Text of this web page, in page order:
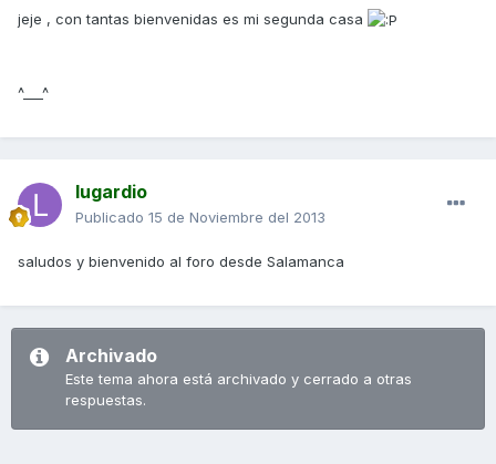
jeje , con tantas bienvenidas es mi segunda casa
^___^
lugardio
Publicado 15 de Noviembre del 2013
saludos y bienvenido al foro desde Salamanca
Archivado
Este tema ahora está archivado y cerrado a otras
respuestas.